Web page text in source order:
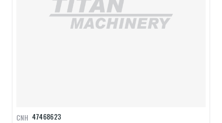
47468623
CNH